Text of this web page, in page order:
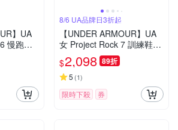
】UA
慢跑鞋_
8/6 UA品牌日3折起
【UNDER ARMOUR】UA
女 Project Rock 7 訓練鞋_3
027601-104
$2,098 89折
5 (1)
限時下殺 券